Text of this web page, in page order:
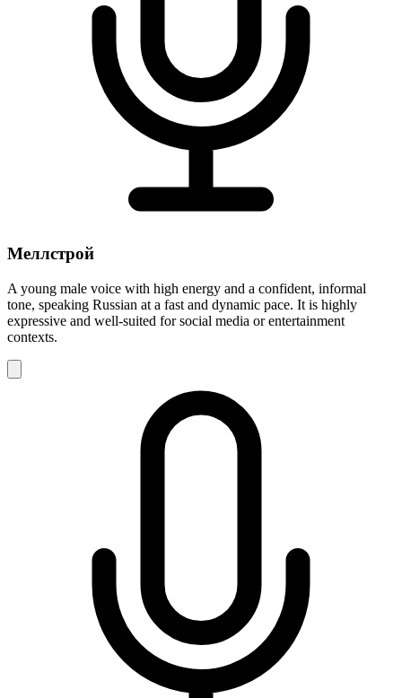
Меллстрой
A young male voice with high energy and a confident, informal
tone, speaking Russian at a fast and dynamic pace. It is highly
expressive and well-suited for social media or entertainment
contexts.